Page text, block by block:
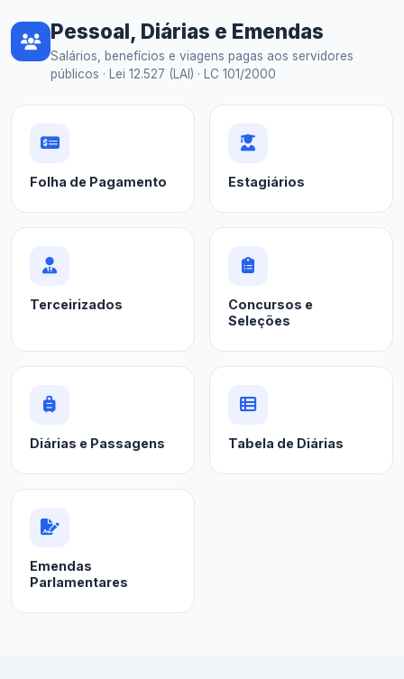
Pessoal, Diárias e Emendas
Salários, benefícios e viagens pagas aos servidores
públicos · Lei 12.527 (LAI) · LC 101/2000
Folha de Pagamento Estagiários
Terceirizados
Concursos e
Seleções
Diárias e Passagens Tabela de Diárias
Emendas
Parlamentares